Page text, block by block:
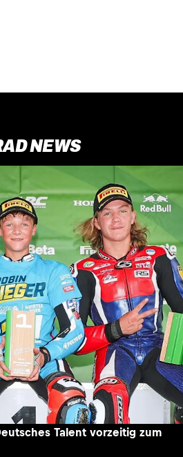
NEWS
Talent vorzeitig zum